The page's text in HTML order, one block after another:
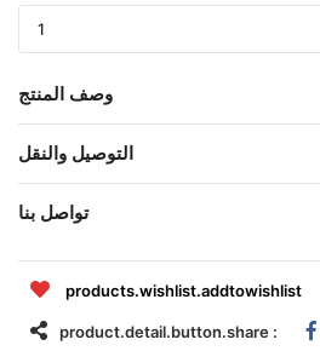
وصف المنتج
التوصيل والنقل
تواصل بنا
products.wishlist.addtowishlist
product.detail.button.share :